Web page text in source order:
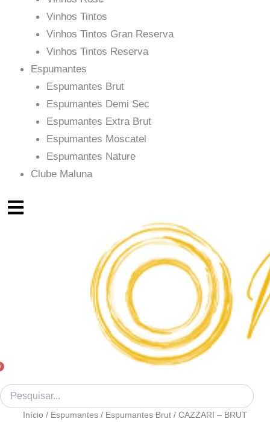
Vinhos Tintos
Vinhos Tintos Gran Reserva
Vinhos Tintos Reserva
Espumantes
Espumantes Brut
Espumantes Demi Sec
Espumantes Extra Brut
Espumantes Moscatel
Espumantes Nature
Clube Maluna
Menu
Início / Espumantes / Espumantes Brut / CAZZARI – BRUT